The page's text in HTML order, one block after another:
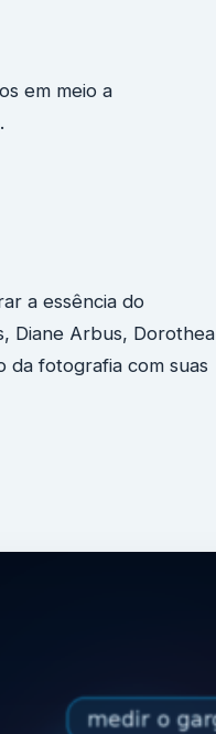
em meio a
a essência do
Diane Arbus, Dorothea
da fotografia com suas